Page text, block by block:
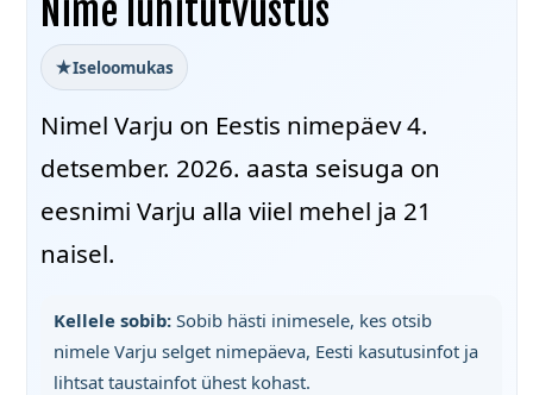
Nime lühitutvustus
Iseloomukas
Nimel Varju on Eestis nimepäev 4.
detsember. 2026. aasta seisuga on
eesnimi Varju alla viiel mehel ja 21
naisel.
Kellele sobib:Sobib hästi inimesele, kes otsib
nimele Varju selget nimepäeva, Eesti kasutusinfot ja
lihtsat taustainfot ühest kohast.